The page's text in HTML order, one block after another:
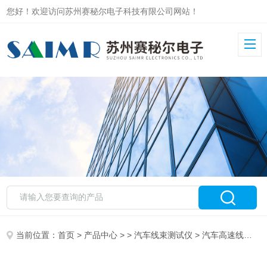
您好！欢迎访问苏州赛秘尔电子科技有限公司网站！
当前位置：首页 > 产品中心 > >汽车线束测试仪 > 汽车高速线测试设备SAIMR5000